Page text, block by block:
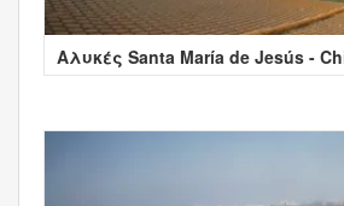
Αλυκές Santa María de Jesús -